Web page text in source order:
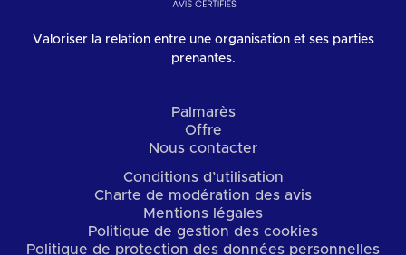
Valoriser la relation entre une organisation et ses parties
prenantes.
Palmarès
Offre
Nous contacter
Conditions d’utilisation
Charte de modération des avis
Mentions légales
Politique de gestion des cookies
Politique de protection des données personnelles